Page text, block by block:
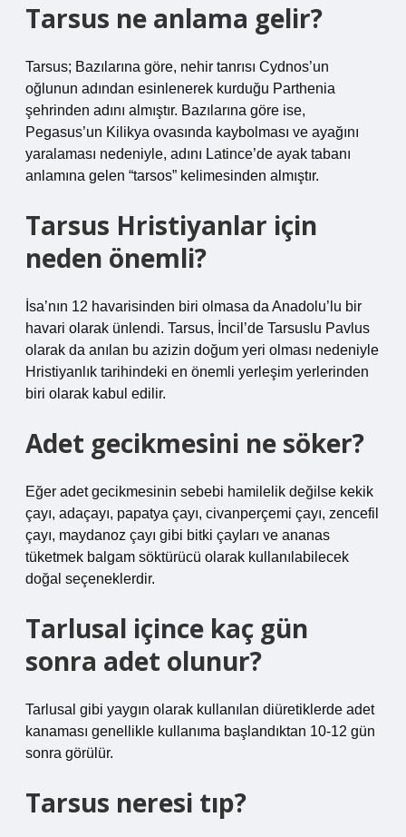
Tarsus ne anlama gelir?
Tarsus; Bazılarına göre, nehir tanrısı Cydnos’un
oğlunun adından esinlenerek kurduğu Parthenia
şehrinden adını almıştır. Bazılarına göre ise,
Pegasus’un Kilikya ovasında kaybolması ve ayağını
yaralaması nedeniyle, adını Latince’de ayak tabanı
anlamına gelen “tarsos” kelimesinden almıştır.
Tarsus Hristiyanlar için
neden önemli?
İsa’nın 12 havarisinden biri olmasa da Anadolu’lu bir
havari olarak ünlendi. Tarsus, İncil’de Tarsuslu Pavlus
olarak da anılan bu azizin doğum yeri olması nedeniyle
Hristiyanlık tarihindeki en önemli yerleşim yerlerinden
biri olarak kabul edilir.
Adet gecikmesini ne söker?
Eğer adet gecikmesinin sebebi hamilelik değilse kekik
çayı, adaçayı, papatya çayı, civanperçemi çayı, zencefil
çayı, maydanoz çayı gibi bitki çayları ve ananas
tüketmek balgam söktürücü olarak kullanılabilecek
doğal seçeneklerdir.
Tarlusal içince kaç gün
sonra adet olunur?
Tarlusal gibi yaygın olarak kullanılan diüretiklerde adet
kanaması genellikle kullanıma başlandıktan 10-12 gün
sonra görülür.
Tarsus neresi tıp?